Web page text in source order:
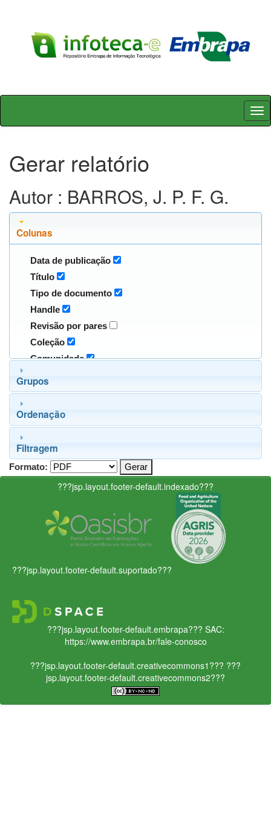
Skip
Gerar relatório
Autor : BARROS, J. P. F. G.
Colunas
Data de publicação
Título
Tipo de documento
Handle
Revisão por pares
Coleção
Comunidade
Grupos
Ordenação
Filtragem
Formato:
???jsp.layout.footer-default.indexado???
???jsp.layout.footer-default.suportado???
???jsp.layout.footer-default.embrapa??? SAC:
https://www.embrapa.br/fale-conosco
???jsp.layout.footer-default.creativecommons1??? ???
jsp.layout.footer-default.creativecommons2???